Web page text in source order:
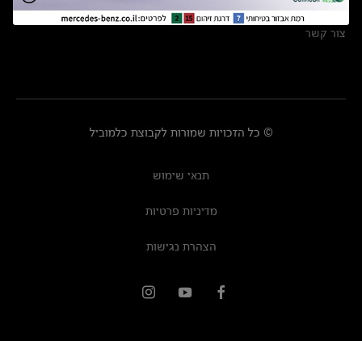
מרכזי שירות
צור קשר
© כל הזכויות שמורות לקבוצת כלמוביל
תנאי שימוש
מדיניות פרטיות
הצהרת נגישות